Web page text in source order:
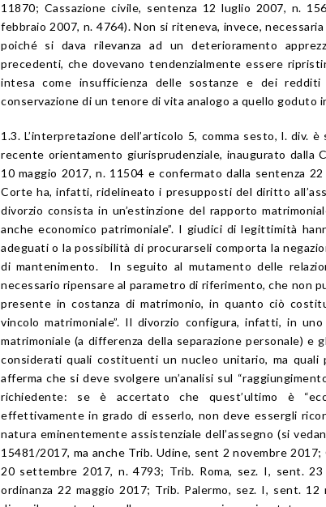
11870; Cassazione civile, sentenza 12 luglio 2007, n.
febbraio 2007, n. 4764). Non si riteneva, invece,
poiché si dava rilevanza ad un deterioramento
precedenti, che dovevano tendenzialmente essere
intesa come insufficienza delle sostanze e dei
conservazione di un tenore di vita analogo a quello goduto
1.3. L’interpretazione dell’articolo 5, comma sesto, l. div.
recente orientamento giurisprudenziale, inaugurato dalla
10 maggio 2017, n. 11504 e confermato dalla sentenza
Corte ha, infatti, ridelineato i presupposti del diritto
divorzio consista in un’estinzione del rapporto
anche economico patrimoniale”. I giudici di legittimità
adeguati o la possibilità di procurarseli comporta la
di mantenimento. In seguito al mutamento delle
necessario ripensare al parametro di riferimento, che non
presente in costanza di matrimonio, in quanto ciò
vincolo matrimoniale”. Il divorzio configura, infatti, in
matrimoniale (a differenza della separazione personale) e
considerati quali costituenti un nucleo unitario, ma quali
afferma che si deve svolgere un’analisi sul
richiedente: se è accertato che quest’ultimo è
effettivamente in grado di esserlo, non deve essergli
natura eminentemente assistenziale dell’assegno (si
15481/2017, ma anche Trib. Udine, sent 2 novembre 2017;
20 settembre 2017, n. 4793; Trib. Roma, sez. I, sent.
ordinanza 22 maggio 2017; Trib. Palermo, sez. I, sent.